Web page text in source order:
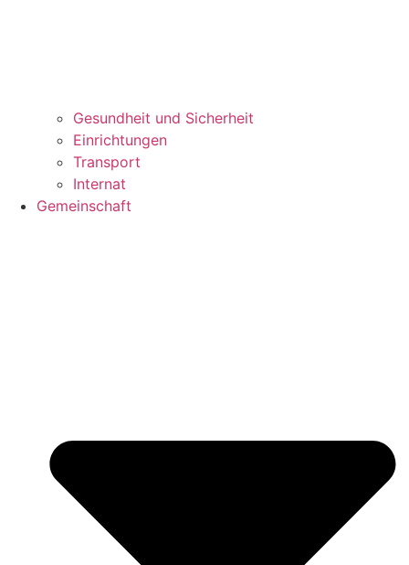
Gesundheit und Sicherheit
Einrichtungen
Transport
Internat
Gemeinschaft